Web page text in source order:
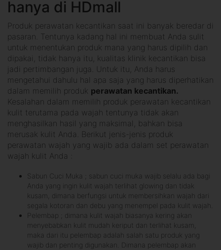
hanya di HDmall
Produk perawatan kecantikan saat ini banyak beredar di
pasaran. Tentunya kadang hal ini membuat Anda sulit
untuk menentukan produk mana yang harus dipilih dan
dipakai, tidak hanya itu, kualitas klinik kecantikan bisa
jadi pertimbangan juga. Untuk itu, Anda harus
mengetahui dahulu hal apa saja yang harus diperhatikan
dalam memilih produk perawatan kecantikan.
Kesalahan dalam memilih produk perawatan kecantikan
kulit terutama pada wajah tentunya tidak akan
menghasilkan hasil yang maksimal, bahkan bisa
merusak kulit Anda. Berikut jenis-jenis produk
perawatan wajah yang wajib ada dalam set perawatan
wajah kulit Anda :
Sabun Cuci Muka ; sabun cuci muka wajib selalu ada bagi
Anda yang ingin kulit wajah terlihat glowing dan tidak
kusam, dimana berfungsi untuk membersihkan wajah dari
segala kotoran dan debu yang menempel pada kulit wajah.
Pelembap ; dimana kulit wajah biasanya kering akan
menyebabkan kulit mudah keriput dan terlihat kusam,
maka dari itu pelembap adalah salah satu produk yang
wajib dan penting digunakan. Dimana pelembap akan